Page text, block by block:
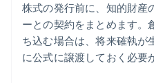
株式の発行前に、知的財産
ーとの契約をまとめます。
ち込む場合は、将来確執が
に公式に譲渡しておく必要